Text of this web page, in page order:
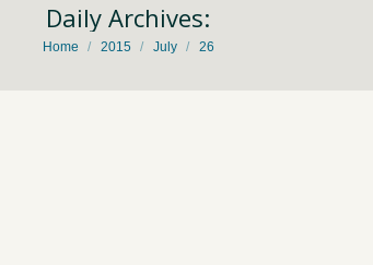
Daily Archives:
You are here:
Home 2015 July 26